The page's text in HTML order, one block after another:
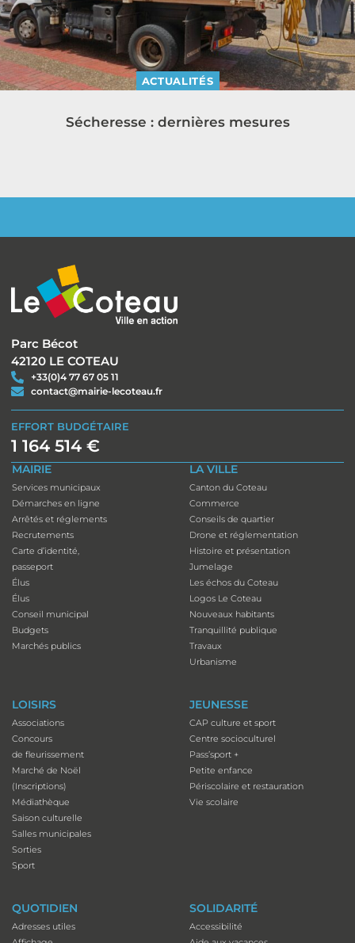
ACTUALITÉS
Sécheresse : dernières mesures
Parc Bécot
42120 LE COTEAU
+33(0)4 77 67 05 11
contact@mairie-lecoteau.fr
EFFORT BUDGÉTAIRE
1 164 514 €
MAIRIE
Services municipaux
Démarches en ligne
Arrêtés et réglements
Recrutements
Carte d’identité,
passeport
Élus
Élus
Conseil municipal
Budgets
Marchés publics
LA VILLE
Canton du Coteau
Commerce
Conseils de quartier
Drone et réglementation
Histoire et présentation
Jumelage
Les échos du Coteau
Logos Le Coteau
Nouveaux habitants
Tranquillité publique
Travaux
Urbanisme
LOISIRS
Associations
Concours
de fleurissement
Marché de Noël
(Inscriptions)
Médiathèque
Saison culturelle
Salles municipales
Sorties
Sport
JEUNESSE
CAP culture et sport
Centre socioculturel
Pass’sport +
Petite enfance
Périscolaire et restauration
Vie scolaire
QUOTIDIEN
Adresses utiles
SOLIDARITÉ
Accessibilité